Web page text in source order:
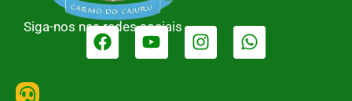
Siga-nos nas redes sociais